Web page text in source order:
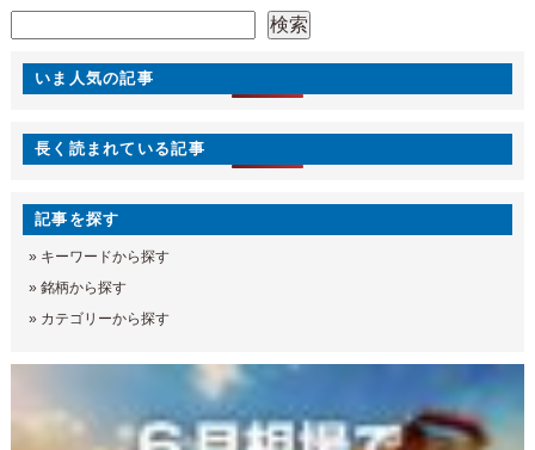
検索
いま人気の記事
長く読まれている記事
記事を探す
» キーワードから探す
» 銘柄から探す
» カテゴリーから探す